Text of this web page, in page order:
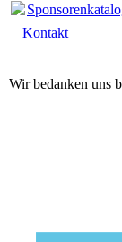
Kontakt
Wir bedanken uns